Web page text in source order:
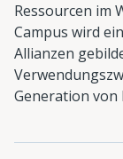
Ressourcen im
Campus wird
Allianzen
Generation von